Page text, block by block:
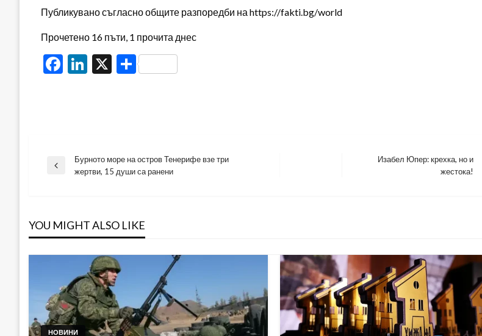
Публикувано съгласно общите разпоредби на https://fakti.bg/world
Прочетено 16 пъти, 1 прочита днес
Facebook
LinkedIn
X Share
Навигация
Previous
Бурното море на остров Тенерифе взе три
жертви, 15 души са ранени
Изабел Юпер: крехка, но и
жестока!
YOU MIGHT ALSO LIKE
НОВИНИ